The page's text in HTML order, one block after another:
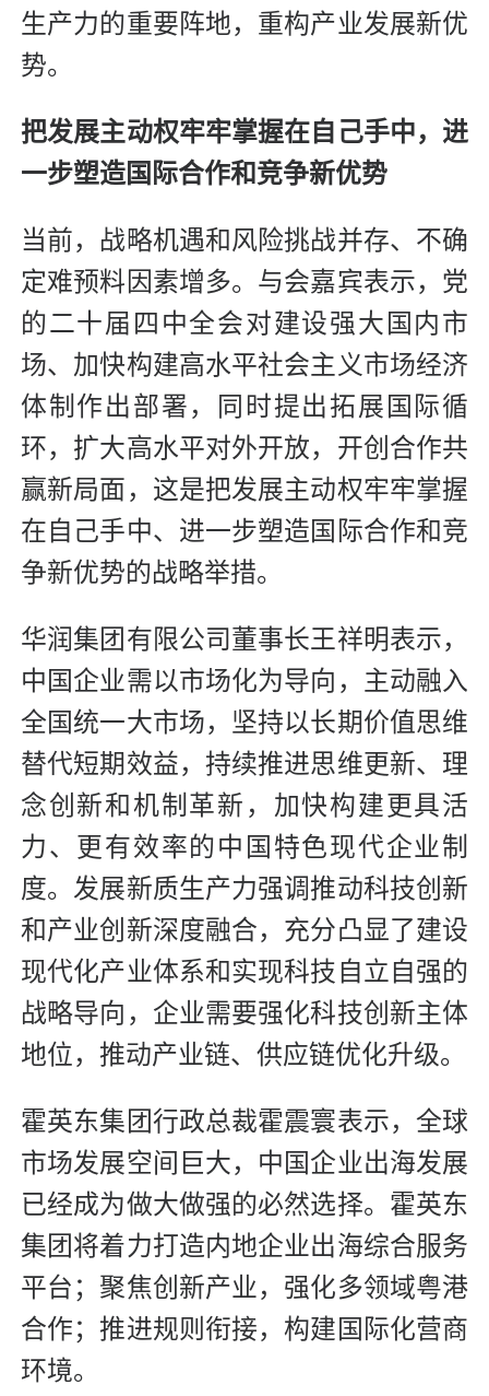
生产力的重要阵地，重构产业发展新优
势。
把发展主动权牢牢掌握在自己手中，进
一步塑造国际合作和竞争新优势
当前，战略机遇和风险挑战并存、不确
定难预料因素增多。与会嘉宾表示，党
的二十届四中全会对建设强大国内市
场、加快构建高水平社会主义市场经济
体制作出部署，同时提出拓展国际循
环，扩大高水平对外开放，开创合作共
赢新局面，这是把发展主动权牢牢掌握
在自己手中、进一步塑造国际合作和竞
争新优势的战略举措。
华润集团有限公司董事长王祥明表示，
中国企业需以市场化为导向，主动融入
全国统一大市场，坚持以长期价值思维
替代短期效益，持续推进思维更新、理
念创新和机制革新，加快构建更具活
力、更有效率的中国特色现代企业制
度。发展新质生产力强调推动科技创新
和产业创新深度融合，充分凸显了建设
现代化产业体系和实现科技自立自强的
战略导向，企业需要强化科技创新主体
地位，推动产业链、供应链优化升级。
霍英东集团行政总裁霍震寰表示，全球
市场发展空间巨大，中国企业出海发展
已经成为做大做强的必然选择。霍英东
集团将着力打造内地企业出海综合服务
平台；聚焦创新产业，强化多领域粤港
合作；推进规则衔接，构建国际化营商
环境。